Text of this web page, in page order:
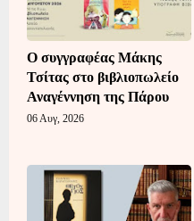
Ο συγγραφέας Μάκης
Τσίτας στο βιβλιοπωλείο
Αναγέννηση της Πάρου
06 Αυγ, 2026